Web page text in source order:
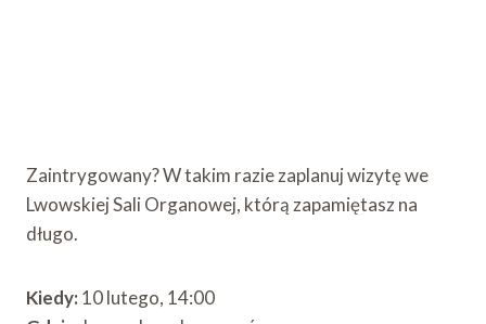
Zaintrygowany? W takim razie zaplanuj wizytę we
Lwowskiej Sali Organowej, którą zapamiętasz na
długo.
Kiedy: 10 lutego, 14:00